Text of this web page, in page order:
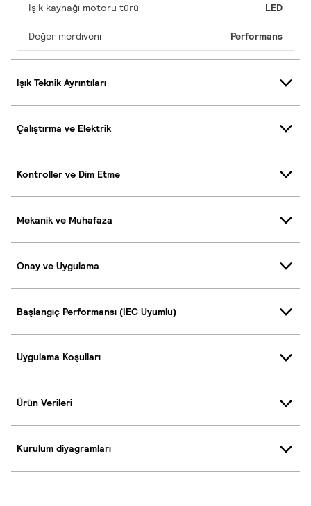
Işık kaynağı motoru türü LED
Değer merdiveni Performans
Işık Teknik Ayrıntıları
Çalıştırma ve Elektrik
Kontroller ve Dim Etme
Mekanik ve Muhafaza
Onay ve Uygulama
Başlangıç Performansı (IEC Uyumlu)
Uygulama Koşulları
Ürün Verileri
Kurulum diyagramları